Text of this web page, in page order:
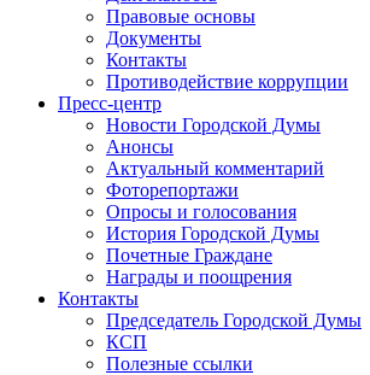
Правовые основы
Документы
Контакты
Противодействие коррупции
Пресс-центр
Новости Городской Думы
Анонсы
Актуальный комментарий
Фоторепортажи
Опросы и голосования
История Городской Думы
Почетные Граждане
Награды и поощрения
Контакты
Председатель Городской Думы
КСП
Полезные ссылки